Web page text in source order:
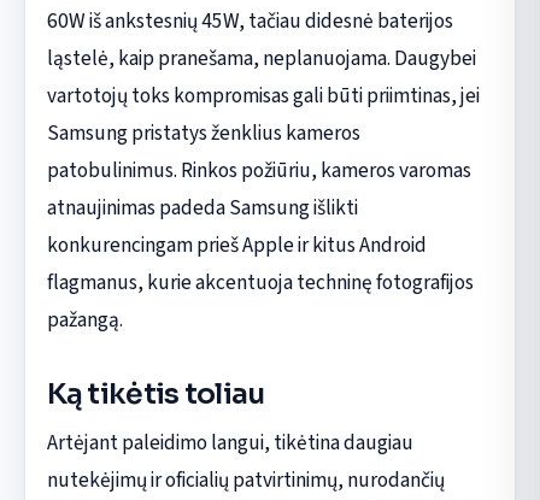
60W iš ankstesnių 45W, tačiau didesnė baterijos
ląstelė, kaip pranešama, neplanuojama. Daugybei
vartotojų toks kompromisas gali būti priimtinas, jei
Samsung pristatys ženklius kameros
patobulinimus. Rinkos požiūriu, kameros varomas
atnaujinimas padeda Samsung išlikti
konkurencingam prieš Apple ir kitus Android
flagmanus, kurie akcentuoja techninę fotografijos
pažangą.
Ką tikėtis toliau
Artėjant paleidimo langui, tikėtina daugiau
nutekėjimų ir oficialių patvirtinimų, nurodančių